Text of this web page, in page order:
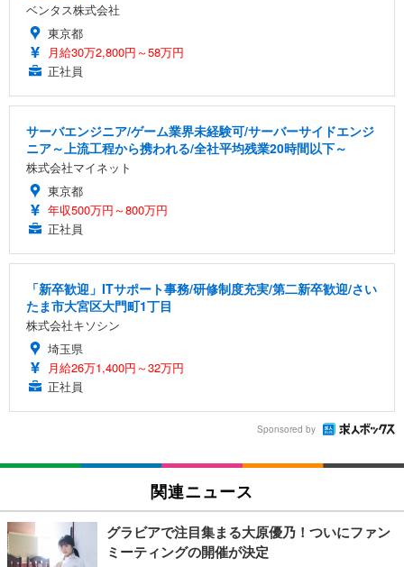
ベンタス株式会社
東京都
月給30万2,800円～58万円
正社員
サーバエンジニア/ゲーム業界未経験可/サーバーサイドエンジ
ニア～上流工程から携われる/全社平均残業20時間以下～
株式会社マイネット
東京都
年収500万円～800万円
正社員
「新卒歓迎」ITサポート事務/研修制度充実/第二新卒歓迎/さい
たま市大宮区大門町1丁目
株式会社キソシン
埼玉県
月給26万1,400円～32万円
正社員
Sponsored by
関連ニュース
グラビアで注目集まる大原優乃！ついにファン
ミーティングの開催が決定